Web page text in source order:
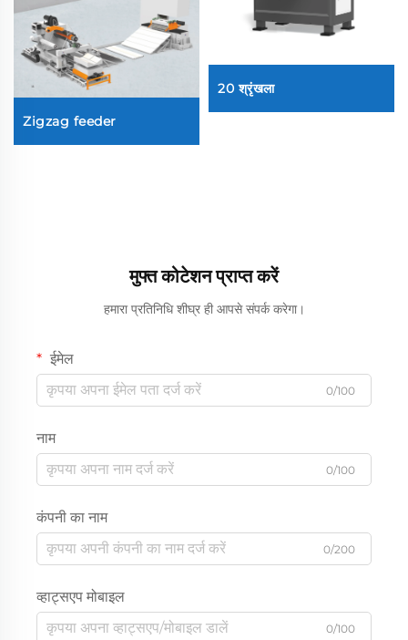
Zigzag feeder
20 श्रृंखला
मुफ्त कोटेशन प्राप्त करें
हमारा प्रतिनिधि शीघ्र ही आपसे संपर्क करेगा।
ईमेल
0/100
नाम
0/100
कंपनी का नाम
0/200
व्हाट्सएप मोबाइल
0/100